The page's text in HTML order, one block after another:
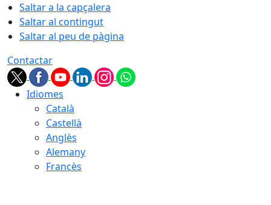
Saltar a la capçalera
Saltar al contingut
Saltar al peu de pàgina
Contactar
Idiomes
Català
Castellà
Anglès
Alemany
Francès